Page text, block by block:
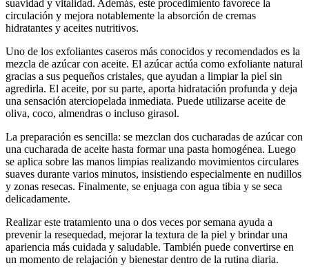
suavidad y vitalidad. Además, este procedimiento favorece la
circulación y mejora notablemente la absorción de cremas
hidratantes y aceites nutritivos.
Uno de los exfoliantes caseros más conocidos y recomendados es la
mezcla de azúcar con aceite. El azúcar actúa como exfoliante natural
gracias a sus pequeños cristales, que ayudan a limpiar la piel sin
agredirla. El aceite, por su parte, aporta hidratación profunda y deja
una sensación aterciopelada inmediata. Puede utilizarse aceite de
oliva, coco, almendras o incluso girasol.
La preparación es sencilla: se mezclan dos cucharadas de azúcar con
una cucharada de aceite hasta formar una pasta homogénea. Luego
se aplica sobre las manos limpias realizando movimientos circulares
suaves durante varios minutos, insistiendo especialmente en nudillos
y zonas resecas. Finalmente, se enjuaga con agua tibia y se seca
delicadamente.
Realizar este tratamiento una o dos veces por semana ayuda a
prevenir la resequedad, mejorar la textura de la piel y brindar una
apariencia más cuidada y saludable. También puede convertirse en
un momento de relajación y bienestar dentro de la rutina diaria.